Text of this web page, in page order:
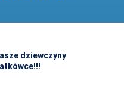
dziewczyny